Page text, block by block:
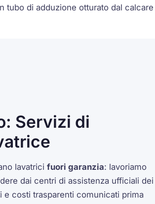
tubo di adduzione otturato dal
Servizi di
lavatricifuori garanzia: lavoriamo
dai centri di assistenza ufficiali dei
costi trasparenti comunicati prima